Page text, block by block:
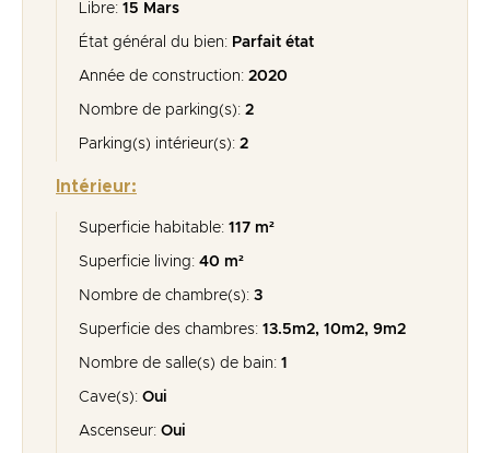
Libre: 15 Mars
État général du bien: Parfait état
Année de construction: 2020
Nombre de parking(s): 2
Parking(s) intérieur(s): 2
Intérieur:
Superficie habitable: 117 m²
Superficie living: 40 m²
Nombre de chambre(s): 3
Superficie des chambres: 13.5m2, 10m2, 9m2
Nombre de salle(s) de bain: 1
Cave(s): Oui
Ascenseur: Oui